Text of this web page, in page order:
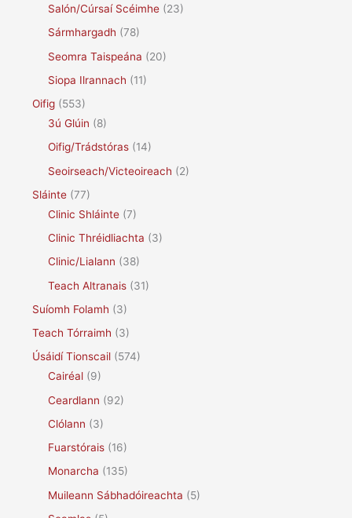
Salón/Cúrsaí Scéimhe (23)
Sármhargadh (78)
Seomra Taispeána (20)
Siopa Ilrannach (11)
Oifig (553)
3ú Glúin (8)
Oifig/Trádstóras (14)
Seoirseach/Victeoireach (2)
Sláinte (77)
Clinic Shláinte (7)
Clinic Thréidliachta (3)
Clinic/Lialann (38)
Teach Altranais (31)
Suíomh Folamh (3)
Teach Tórraimh (3)
Úsáidí Tionscail (574)
Cairéal (9)
Ceardlann (92)
Clólann (3)
Fuarstórais (16)
Monarcha (135)
Muileann Sábhadóireachta (5)